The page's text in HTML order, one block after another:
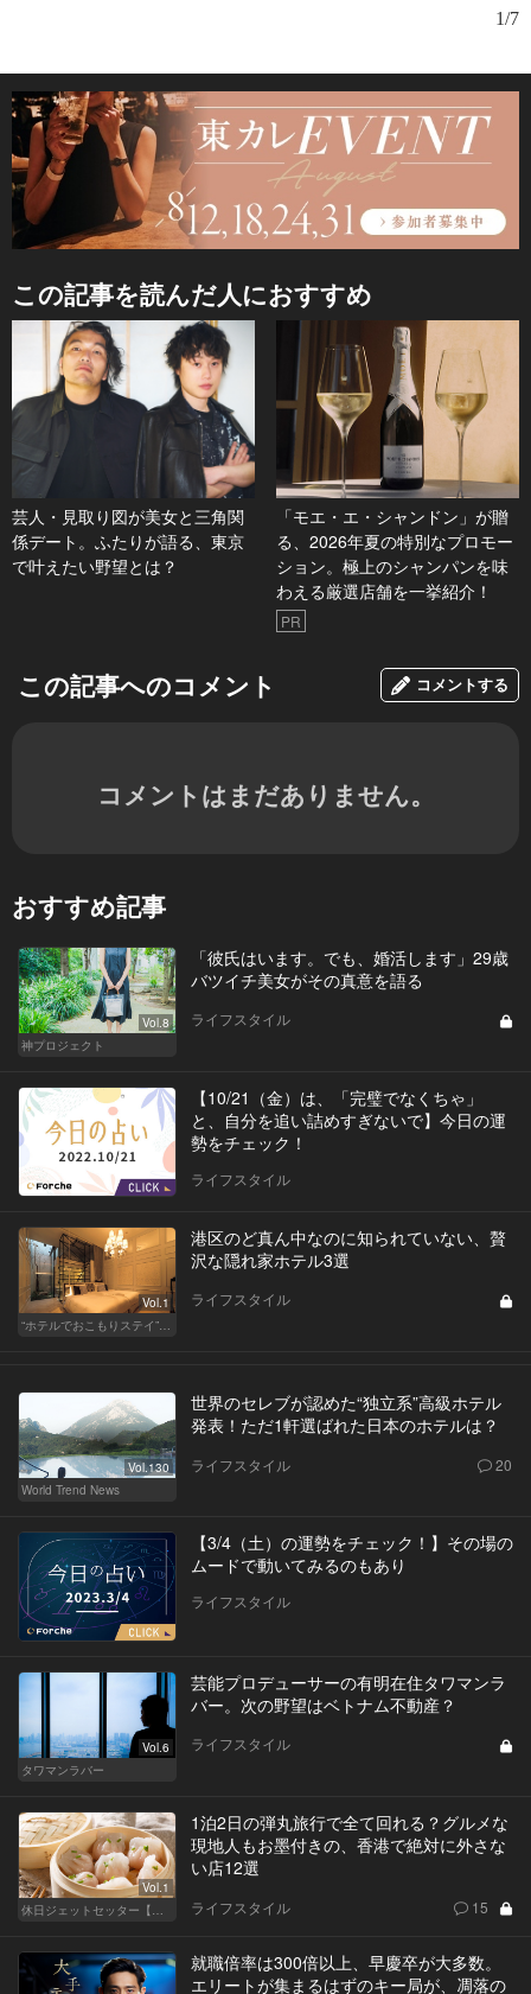
1/7
この記事を読んだ人におすすめ
芸人・見取り図が美女と三角関
係デート。ふたりが語る、東京
で叶えたい野望とは？
「モエ・エ・シャンドン」が贈
る、2026年夏の特別なプロモー
ション。極上のシャンパンを味
わえる厳選店舗を一挙紹介！
PR
この記事へのコメント コメントする
コメントはまだありません。
おすすめ記事
Vol.8
神プロジェクト
「彼氏はいます。でも、婚活します」29歳
バツイチ美女がその真意を語る
ライフスタイル
【10/21（金）は、「完璧でなくちゃ」
と、自分を追い詰めすぎないで】今日の運
勢をチェック！
ライフスタイル
Vol.1
“ホテルでおこもりステイ”が大人デートに最高の選択だ
港区のど真ん中なのに知られていない、贅
沢な隠れ家ホテル3選
ライフスタイル
Vol.130
World Trend News
世界のセレブが認めた“独立系”高級ホテル
発表！ただ1軒選ばれた日本のホテルは？
ライフスタイル 20
【3/4（土）の運勢をチェック！】その場の
ムードで動いてみるのもあり
ライフスタイル
Vol.6
タワマンラバー
芸能プロデューサーの有明在住タワマンラ
バー。次の野望はベトナム不動産？
ライフスタイル
Vol.1
休日ジェットセッター【厳選スポット編】
1泊2日の弾丸旅行で全て回れる？グルメな
現地人もお墨付きの、香港で絶対に外さな
い店12選
ライフスタイル 15
就職倍率は300倍以上、早慶卒が大多数。
エリートが集まるはずのキー局が、凋落の